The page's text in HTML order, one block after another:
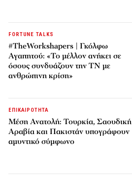
FORTUNE TALKS
#TheWorkshapers | Γκόλφω
Αγαπητού: «Το μέλλον ανήκει σε
όσους συνδυάζουν την ΤΝ με
ανθρώπινη κρίση»
ΕΠΙΚΑΙΡΟΤΗΤΑ
Μέση Ανατολή: Τουρκία, Σαουδική
Αραβία και Πακιστάν υπογράφουν
αμυντικό σύμφωνο